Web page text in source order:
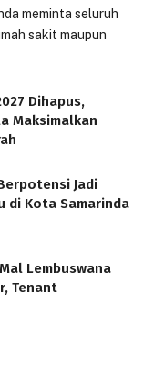
meminta seluruh
sakit maupun
Dihapus,
Maksimalkan
Jadi
di Kota Samarinda
Lembuswana
Tenant